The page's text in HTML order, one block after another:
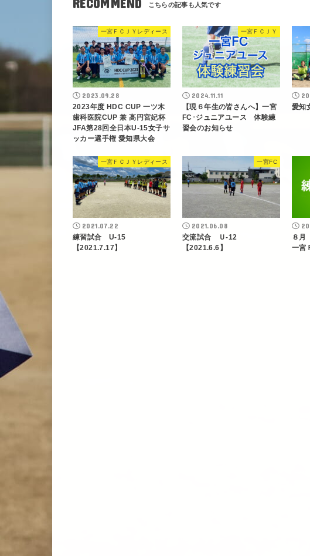
RECOMMEND
一宮ＦＣＪＹレディース
2023.09.28
2023年度 HDC CUP 一ツ木
歯科医院CUP 兼 高円宮妃杯
JFA第28回全日本U-15女子サ
ッカー選手権 愛知県大会
一宮ＦＣＪＹ
2024.11.11
【現６年生の皆さんへ】一宮
FC･ジュニアユース 体験練
習会のお知らせ
愛知
一宮ＦＣＪＹレディース
2021.07.22
練習試合 U-15
【2021.7.17】
一宮FC
2021.06.08
交流試合 Ｕ-12
【2021.6.6】
８
一宮